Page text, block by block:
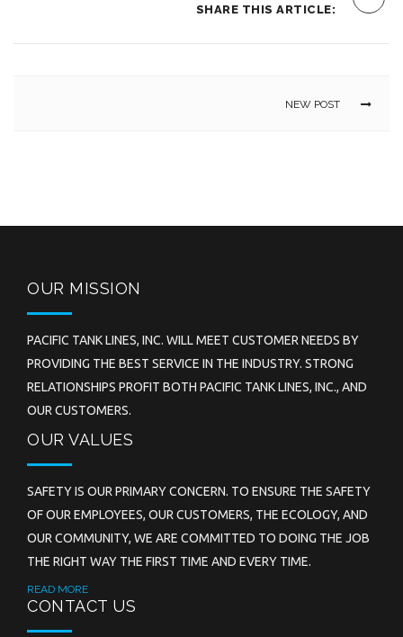
SHARE THIS ARTICLE:
NEW POST
OUR MISSION
PACIFIC TANK LINES, INC. WILL MEET CUSTOMER NEEDS BY
PROVIDING THE BEST SERVICE IN THE INDUSTRY. STRONG
RELATIONSHIPS PROFIT BOTH PACIFIC TANK LINES, INC., AND
OUR CUSTOMERS.
OUR VALUES
SAFETY IS OUR PRIMARY CONCERN. TO ENSURE THE SAFETY
OF OUR EMPLOYEES, OUR CUSTOMERS, THE ECOLOGY, AND
OUR COMMUNITY, WE ARE COMMITTED TO DOING THE JOB
THE RIGHT WAY THE FIRST TIME AND EVERY TIME.
READ MORE
CONTACT US